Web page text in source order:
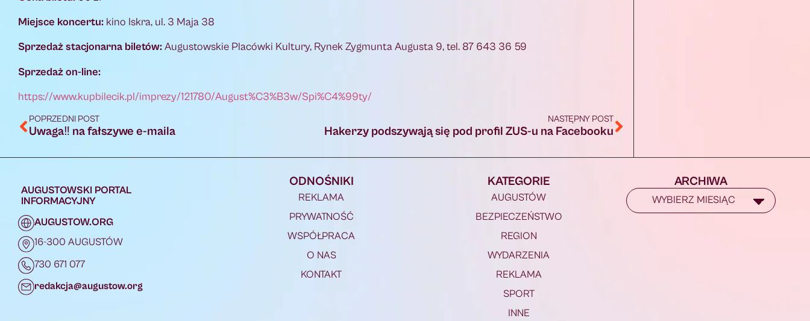
Miejsce koncertu: kino Iskra, ul. 3 Maja 38
Sprzedaż stacjonarna biletów:Augustowskie Placówki Kultury, Rynek Zygmunta Augusta 9, tel. 87 643 36 59
Sprzedaż on-line:
https://www.kupbilecik.pl/imprezy/121780/August%C3%B3w/Spi%C4%99ty/
POPRZEDNI POST
Uwaga‼ na fałszywe e-maila
NASTĘPNY POST
Hakerzy podszywają się pod profil ZUS-u na Facebooku
AUGUSTOWSKI PORTAL
INFORMACYJNY
AUGUSTOW.ORG
16-300 AUGUSTÓW
730 671 077
redakcja@augustow.org
ODNOŚNIKI
REKLAMA
PRYWATNOŚĆ
WSPÓŁPRACA
O NAS
KONTAKT
KATEGORIE
AUGUSTÓW
BEZPIECZEŃSTWO
REGION
WYDARZENIA
REKLAMA
SPORT
INNE
ARCHIWA